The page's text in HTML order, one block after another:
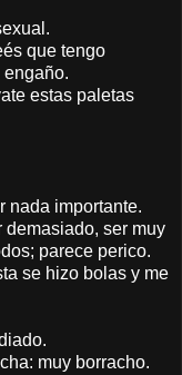
que tengo
estas paletas
nada importante.
demasiado, ser muy
parece perico.
se hizo bolas y me
muy borracho.